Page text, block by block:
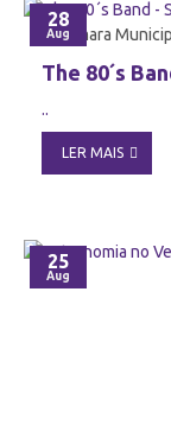
28
AugCâmara
The 80´s
..
LER MAIS
25
Aug